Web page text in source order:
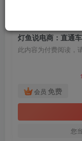
此内容为付费阅读，
会员 免费
您